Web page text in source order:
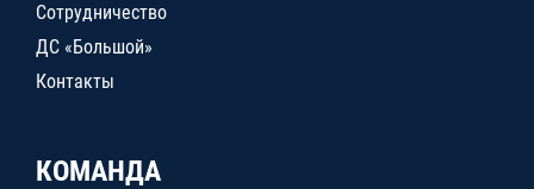
Сотрудничество
ДС «Большой»
Контакты
КОМАНДА